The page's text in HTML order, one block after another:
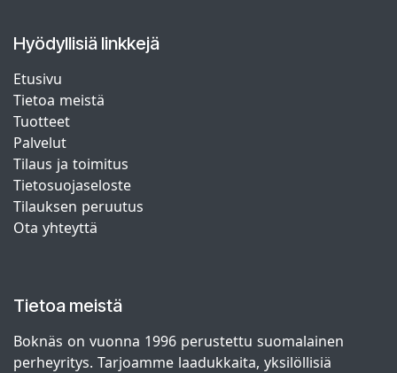
Hyödyllisiä linkkejä
Etusivu
Tietoa meistä
Tuotteet
Palvelut
Tilaus ja toimitus
Tietosuojaseloste
Tilauksen peruutus
Ota yhteyttä
Tietoa meistä
Boknäs on vuonna 1996 perustettu suomalainen
perheyritys. Tarjoamme laadukkaita, yksilöllisiä